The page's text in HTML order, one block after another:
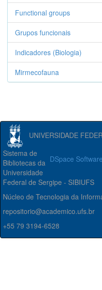
Functional groups
Grupos funcionais
Indicadores (Biologia)
Mirmecofauna
UNIVERSIDADE
DSpace Software
Sistema de
Bibliotecas da
Universidade
Federal de Sergipe - SIBIUFS
Núcleo de Tecnologia da
repositorio@academico.ufs.br
+55 79 3194-6528